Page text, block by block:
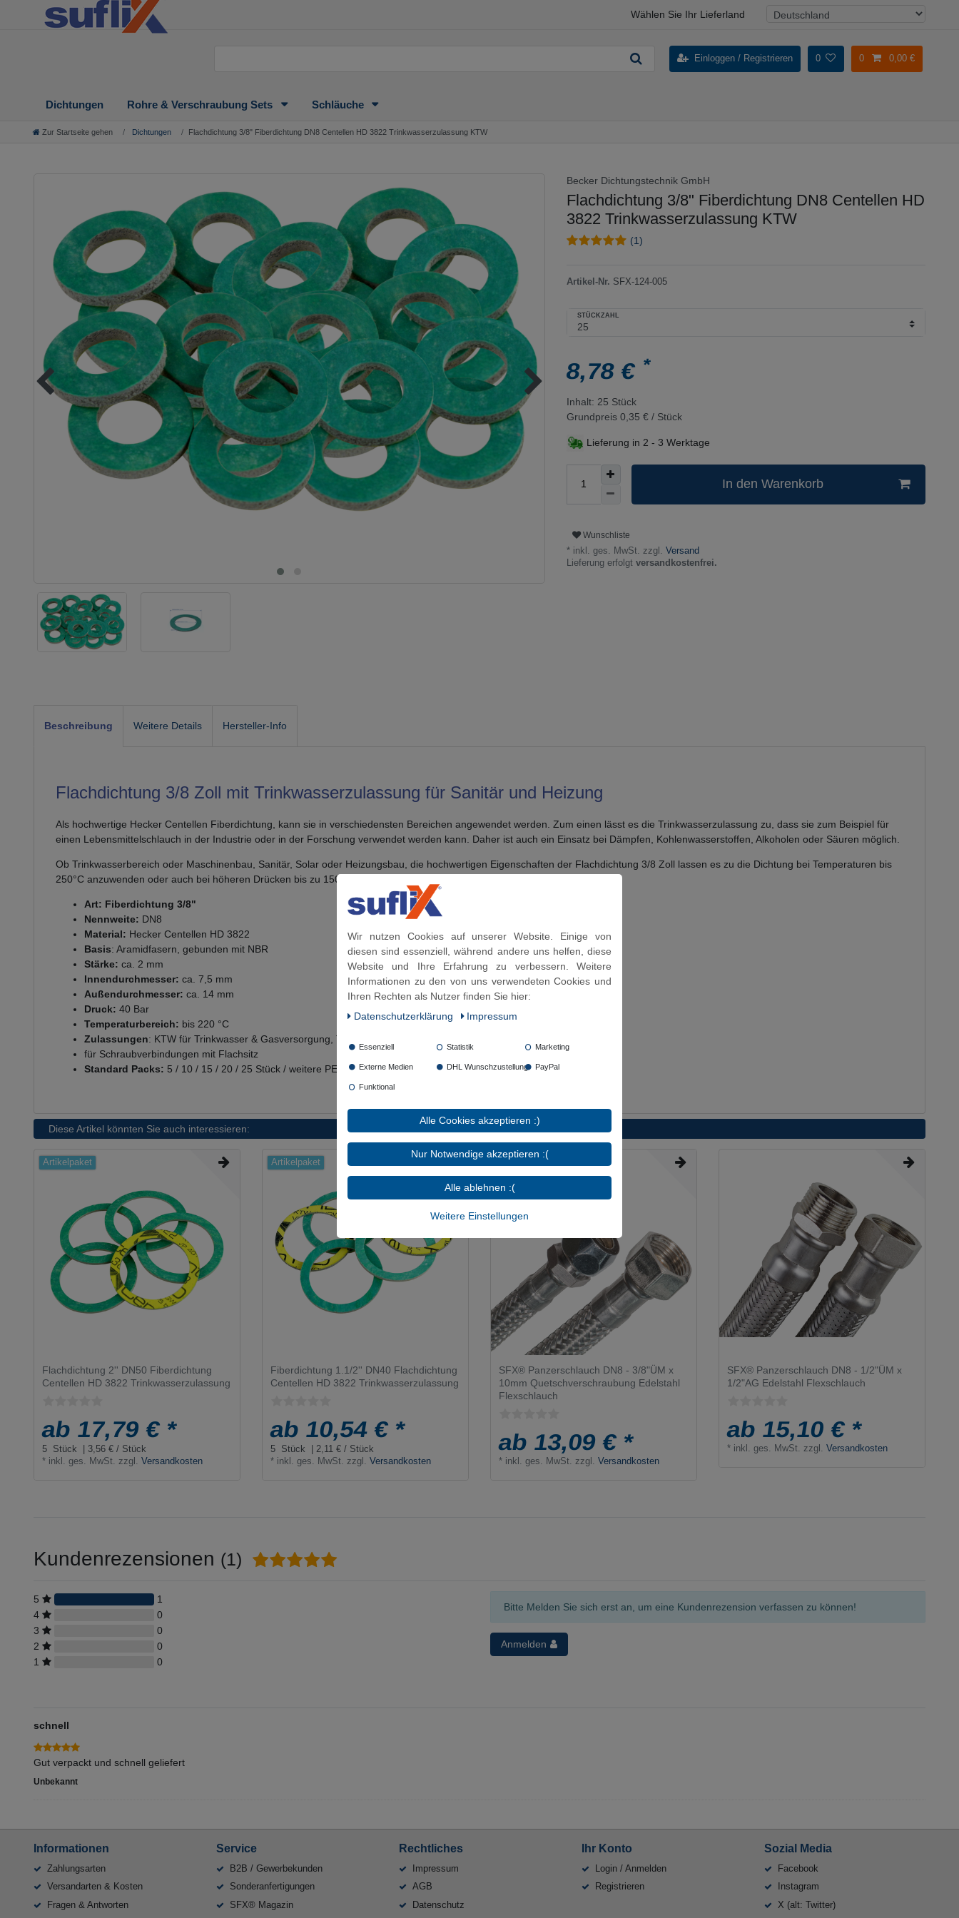
Wählen Sie Ihr Lieferland
Einloggen / Registrieren 0 0 0,00 €
Dichtungen Rohre & Verschraubung Sets Schläuche
Zur Startseite gehen Dichtungen Flachdichtung 3/8" Fiberdichtung DN8 Centellen HD 3822 Trinkwasserzulassung KTW
Becker Dichtungstechnik GmbH
Flachdichtung 3/8" Fiberdichtung DN8 Centellen HD
3822 Trinkwasserzulassung KTW
(1)
Artikel-Nr. SFX-124-005
STÜCKZAHL
8,78 €*
Inhalt: 25 Stück
Grundpreis 0,35 € / Stück
Lieferung in 2 - 3 Werktage
In den Warenkorb
Wunschliste
* inkl. ges. MwSt. zzgl.
Versand
Lieferung erfolgt versandkostenfrei.
Beschreibung Weitere Details Hersteller-Info
Flachdichtung 3/8 Zoll mit Trinkwasserzulassung für Sanitär und Heizung
Als hochwertige Hecker Centellen Fiberdichtung, kann sie in verschiedensten Bereichen angewendet werden. Zum einen lässt es die Trinkwasserzulassung zu, dass sie zum Beispiel für
einen Lebensmittelschlauch in der Industrie oder in der Forschung verwendet werden kann. Daher ist auch ein Einsatz bei Dämpfen, Kohlenwasserstoffen, Alkoholen oder Säuren möglich.
Ob Trinkwasserbereich oder Maschinenbau, Sanitär, Solar oder Heizungsbau, die hochwertigen Eigenschaften der Flachdichtung 3/8 Zoll lassen es zu die Dichtung bei Temperaturen bis
250°C anzuwenden oder auch bei höheren Drücken bis zu 150 Bar.
Art: Fiberdichtung 3/8"
Nennweite: DN8
Material: Hecker Centellen HD 3822
Basis: Aramidfasern, gebunden mit NBR
Stärke: ca. 2 mm
Innendurchmesser: ca. 7,5 mm
Außendurchmesser: ca. 14 mm
Druck: 40 Bar
Temperaturbereich: bis 220 °C
Zulassungen: KTW für Trinkwasser & Gasversorgung, TA Luft, DVGW & BAM
für Schraubverbindungen mit Flachsitz
Standard Packs: 5 / 10 / 15 / 20 / 25 Stück / weitere PE auf Anfrage
Diese Artikel könnten Sie auch interessieren:
Artikelpaket
Flachdichtung 2'' DN50 Fiberdichtung
Centellen HD 3822 Trinkwasserzulassung
ab 17,79 € *
5 Stück
| 3,56 € / Stück
* inkl. ges. MwSt. zzgl.Versandkosten
Artikelpaket
Fiberdichtung 1.1/2'' DN40 Flachdichtung
Centellen HD 3822 Trinkwasserzulassung
ab 10,54 € *
5 Stück
| 2,11 € / Stück
* inkl. ges. MwSt. zzgl.Versandkosten
SFX® Panzerschlauch DN8 - 3/8"ÜM x
10mm Quetschverschraubung Edelstahl
Flexschlauch
ab 13,09 € *
* inkl. ges. MwSt. zzgl.Versandkosten
SFX® Panzerschlauch DN8 - 1/2"ÜM x
1/2"AG Edelstahl Flexschlauch
ab 15,10 € *
* inkl. ges. MwSt. zzgl.Versandkosten
Kundenrezensionen (1)
5
1
4
0
3
0
2
0
1
0
Bitte Melden Sie sich erst an, um eine Kundenrezension verfassen zu können!
Anmelden
schnell
Gut verpackt und schnell geliefert
Unbekannt
Informationen
Zahlungsarten
Versandarten & Kosten
Fragen & Antworten
Service
B2B / Gewerbekunden
Sonderanfertigungen
SFX® Magazin
Rechtliches
Impressum
AGB
Datenschutz
Ihr Konto
Login / Anmelden
Registrieren
Sozial Media
Facebook
Instagram
X (alt: Twitter)
Wir nutzen Cookies auf unserer Website. Einige von
diesen sind essenziell, während andere uns helfen, diese
Website und Ihre Erfahrung zu verbessern. Weitere
Informationen zu den von uns verwendeten Cookies und
Ihren Rechten als Nutzer finden Sie hier:
Daten­schutz­erklärung
Impressum
Essenziell Statistik Marketing
Externe Medien DHL Wunschzustellung PayPal
Funktional
Alle Cookies akzeptieren :)
Nur Notwendige akzeptieren :(
Alle ablehnen :(
Weitere Einstellungen